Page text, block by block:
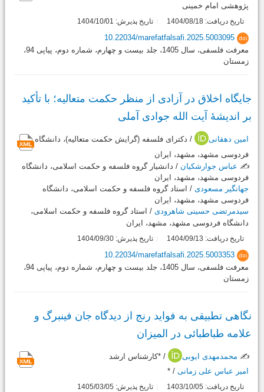
پژوهشی امام خمینی
تاریخ دریافت: 1404/08/18 تاریخ پذیرش: 1404/10/01
doi
10.22034/marefatfalsafi.2025.5003095
معرفت فلسفی، سال 1405، جلد بیست و چهارم، شماره دوم، پیاپی 94،
زمستان
جایگاه اخلاق در آزادی از منظر حکمت متعالیه؛ با تأکید
بر اندیشۀ آیت الله جوادی آملی
امین دهقانی
/ دکترای فلسفه (گرایش حکمت متعالیه)، دانشگاه
فردوسی مشهد، مشهد، ایران
✍️ عباس جوارشکیان / دانشیار گروه فلسفه و حکمت اسلامی، دانشگاه
فردوسی مشهد، مشهد، ایران
جهانگیر مسعودی / استاد گروه فلسفه و حکمت اسلامی، دانشگاه
فردوسی مشهد، مشهد، ایران
سیدمرتضی حسینی شاهرودی / استاد گروه فلسفه و حکمت اسلامی،
دانشگاه فردوسی مشهد، مشهد، ایران
تاریخ دریافت: 1404/09/13 تاریخ پذیرش: 1404/09/30
doi
10.22034/marefatfalsafi.2025.5003353
معرفت فلسفی، سال 1405، جلد بیست و چهارم، شماره دوم، پیاپی 94،
زمستان
نگاهی تطبیقی به فواید رنج از دیدگاه جان فینبرگ و
علامه طباطبائی در المیزان
✍️ محمدمهدی ایوبی
/ *کارشناس ارشد
امیر عباس علی زمانی / *
تاریخ دریافت: 1403/10/05 تاریخ پذیرش: 1405/03/05